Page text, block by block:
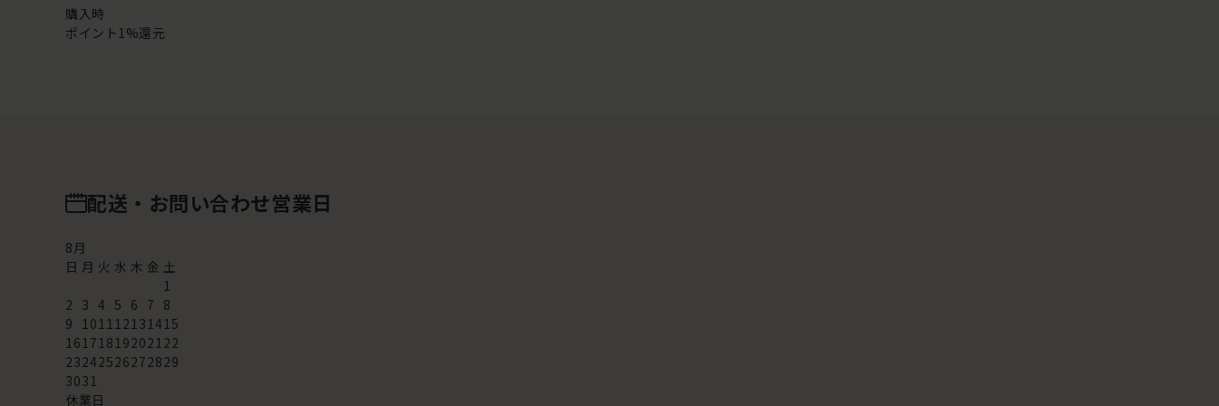
購入時
ポイント1%還元
配送・お問い合わせ営業日
8月
日 月 火 水 木 金 土
1
2 3 4 5 6 7 8
9 101112131415
16171819202122
23242526272829
3031
休業日